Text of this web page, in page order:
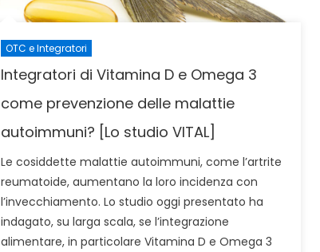
OTC e Integratori
Integratori di Vitamina D e Omega 3
come prevenzione delle malattie
autoimmuni? [Lo studio VITAL]
Le cosiddette malattie autoimmuni, come l’artrite
reumatoide, aumentano la loro incidenza con
l’invecchiamento. Lo studio oggi presentato ha
indagato, su larga scala, se l’integrazione
alimentare, in particolare Vitamina D e Omega 3